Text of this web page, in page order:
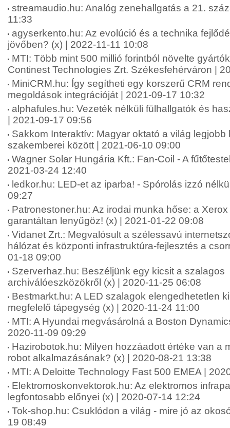
streamaudio.hu: Analóg zenehallgatás a 21.
11:33
agyserkento.hu: Az evolúció és a technika
jövőben? (x) | 2022-11-11 10:08
MTI: Több mint 500 millió forintból növelte
Continest Technologies Zrt. Székesfehérváron |
MiniCRM.hu: Így segítheti egy korszerű CRM
megoldások integrációját | 2021-09-17 10:32
alphafules.hu: Vezeték nélküli fülhallgatók és
| 2021-09-17 09:56
Sakkom Interaktív: Magyar oktató a világ legjobb
szakemberei között | 2021-06-10 09:00
Wagner Solar Hungária Kft.: Fan-Coil - A
2021-03-24 12:40
ledkor.hu: LED-et az iparba! - Spórolás izzó
09:27
Patronestoner.hu: Az irodai munka hőse: a
garantáltan lenyűgöz! (x) | 2021-01-22 09:08
Vidanet Zrt.: Megvalósult a szélessavú
hálózat és központi infrastruktúra-fejlesztés a
01-18 09:00
Szerverhaz.hu: Beszéljünk egy kicsit a szalagos
archiválóeszközökről (x) | 2020-11-25 06:08
Bestmarkt.hu: A LED szalagok elengedhetetlen
megfelelő tápegység (x) | 2020-11-24 11:00
MTI: A Hyundai megvásárolná a Boston
2020-11-09 09:29
Hazirobotok.hu: Milyen hozzáadott értéke van a
robot alkalmazásának? (x) | 2020-08-21 13:38
MTI: A Deloitte Technology Fast 500 EMEA |
Elektromoskonvektorok.hu: Az elektromos
legfontosabb előnyei (x) | 2020-07-14 12:24
Tok-shop.hu: Csuklódon a világ - mire jó az
19 08:49